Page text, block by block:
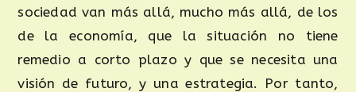
sociedad van más allá, mucho más allá, de los
de la economía, que la situación no tiene
remedio a corto plazo y que se necesita una
visión de futuro, y una estrategia. Por tanto,